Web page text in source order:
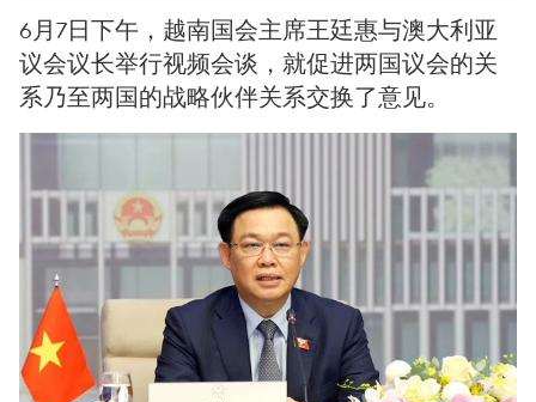
6月7日下午，越南国会主席王廷惠与澳大利亚
议会议长举行视频会谈，就促进两国议会的关
系乃至两国的战略伙伴关系交换了意见。